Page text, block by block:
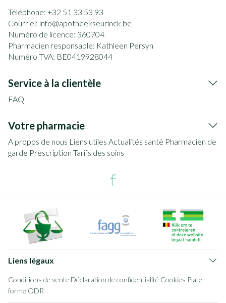
Téléphone: +32 51 33 53 93
Courriel: info@apotheekseurinck.be
Numéro de licence: 360704
Pharmacien responsable: Kathleen Persyn
Numéro TVA: BE0419928044
Service à la clientèle
FAQ
Votre pharmacie
A propos de nous Liens utiles Actualités santé Pharmacien de
garde Prescription Tarifs des soins
Liens légaux
Conditions de vente Déclaration de confidentialité Cookies Plate-
forme ODR